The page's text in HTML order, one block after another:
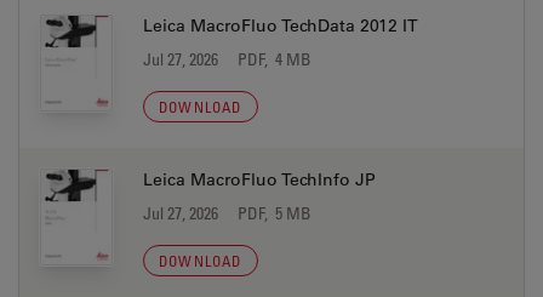
Leica MacroFluo TechData 2012 IT
Jul 27, 2026 PDF, 4 MB
DOWNLOAD
Leica MacroFluo TechInfo JP
Jul 27, 2026 PDF, 5 MB
DOWNLOAD